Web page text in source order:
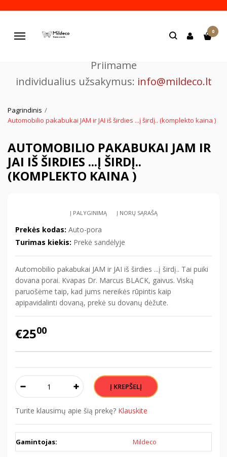
Navigacija
0
Priimame
individualius užsakymus: info@mildeco.lt
Pagrindinis
Automobilio pakabukai JAM ir JAI iš širdies ...į širdį.. (komplekto kaina )
AUTOMOBILIO PAKABUKAI JAM IR
JAI IŠ ŠIRDIES ...Į ŠIRDĮ..
(KOMPLEKTO KAINA )
Į PALYGINIMĄ Į NORŲ SĄRAŠĄ
Prekės kodas: Auto-pora
Turimas kiekis: Prekė sandėlyje
Automobilio pakabukai JAM ir JAI iš širdies ...į širdį.. Tai puiki
dovana porai. Kvapas Dr. Marcus BLACK, gaivus. Viską
paruošėme taip, kad jums nereikės rūpintis kaip
apipavidalinti dovaną, prekė su dovanų dėžute.
€2500
Turite klausimų apie šią prekę? Klauskite
Gamintojas: Mildeco